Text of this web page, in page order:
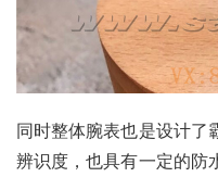
同时整体腕表也是设计了
辨识度，也具有一定的防